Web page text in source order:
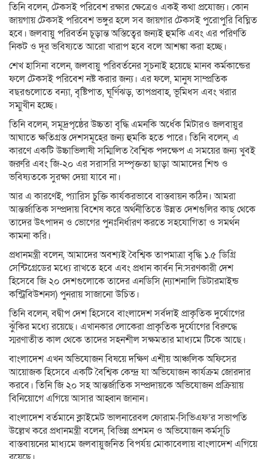
তিনি বলেন, টেকসই পরিবেশ রক্ষার ক্ষেত্রেও একই কথা প্রযোজ্য। কোন
জায়গায় টেকসই পরিবেশ ভঙ্গুর হলে সব জায়গার টেকসই পুরোপুরি বিঘ্নিত
হবে। জলবায়ু পরিবর্তন চূড়ান্ত অস্তিত্বের জন্যই হুমকি এবং এর পরিণতি
নিকট ও দূর ভবিষ্যতে আরো খারাপ হবে বলে আশঙ্কা করা হচ্ছে।
শেখ হাসিনা বলেন, জলবায়ু পরিবর্তনের সূচনাই হয়েছে মানব কর্মকান্ডের
ফলে টেকসই পরিবেশ নষ্ট করার জন্য। এর ফলে, মানুষ সাম্প্রতিক
বছরগুলোতে বন্যা, বৃষ্টিপাত, ঘূর্ণিঝড়, তাপপ্রবাহ, ভূমিধস এবং খরার
সম্মুখীন হচ্ছে।
তিনি বলেন, সমূদ্রপৃষ্ঠের উচ্চতা বৃদ্ধি এমনকি অর্ধেক মিটারও জলবায়ুর
আঘাতে ক্ষতিগ্রস্ত দেশসমূহের জন্য হুমকি হতে পারে। তিনি বলেন, এ
কারণে একটি উচ্চাভিলাষী সম্মিলিত বৈশ্বিক পদক্ষেপ এ সময়ের জন্য খুবই
জরুরি এবং জি-২০ এর সরাসরি সম্পৃক্ততা ছাড়া আমাদের শিশু ও
ভবিষ্যতকে সুরক্ষা দেয়া যাবে না।
আর এ কারণেই, প্যারিস চুক্তি কার্যকরভাবে বাস্তবায়ন কঠিন। আমরা
আন্তর্জাতিক সম্প্রদায় বিশেষ করে অর্থনীতিতে উন্নত দেশগুলির কাছ থেকে
তাদের উৎপাদন ও ভোগের পুনঃনির্ধারণ করতে সহযোগিতা ও সমর্থন
কামনা করি।
প্রধানমন্ত্রী বলেন, আমাদের অবশ্যই বৈশ্বিক তাপমাত্রা বৃদ্ধি ১.৫ ডিগ্রি
সেন্টিগ্রেডের মধ্যে রাখতে হবে এবং প্রধান কার্বন নি:সরণকারী দেশ
হিসেবে জি ২০ দেশগুলোকে তাদের এনডিসি (ন্যাশনালি ডিটারমাইন্ড
কন্ট্রিবিউশনস) পুনরায় সাজানো উচিত।
তিনি বলেন, বদ্বীপ দেশ হিসেবে বাংলাদেশ সর্বদাই প্রাকৃতিক দুর্যোগের
ঝুঁকির মধ্যে রয়েছে। এখানকার লোকেরা প্রাকৃতিক দুর্যোগের বিরুদ্ধে
স্মরণাতীত কাল থেকে তাদের সহনশীল সক্ষমতার মাধ্যমে টিকে আছে।
বাংলাদেশ এখন অভিযোজন বিষয়ে দক্ষিণ এশীয় আঞ্চলিক অফিসের
আয়োজক হিসেবে একটি বৈশ্বিক কেন্দ্র যা অভিযোজন কার্যক্রম জোরদার
করবে। তিনি জি ২০ সহ আন্তর্জাতিক সম্প্রদায়কে অভিযোজন প্রক্রিয়ায়
বিনিয়োগে এগিয়ে আসার আহ্বান জানান।
বাংলাদেশ বর্তমানে ক্লাইমেট ভালনারেবল ফোরাম-সিভিএফ’র সভাপতি
উল্লেখ করে প্রধানমন্ত্রী বলেন, বিভিন্ন প্রশমন ও অভিযোজন কর্মসূচি
বাস্তবায়নের মাধ্যমে জলবায়ুজনিত বিপর্যয় মোকাবেলায় বাংলাদেশ এগিয়ে